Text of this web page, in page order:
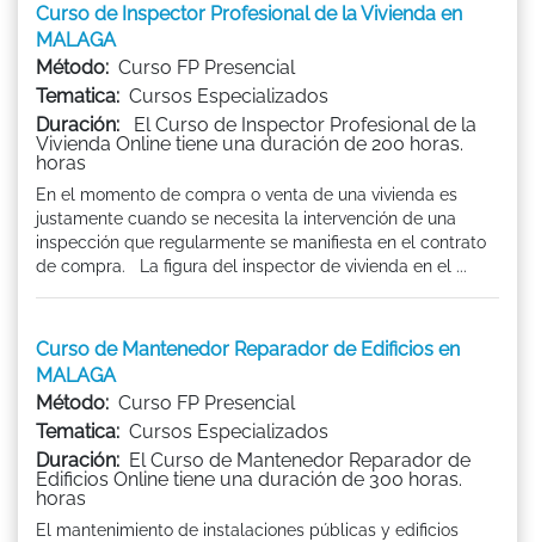
Curso de Inspector Profesional de la Vivienda en
MALAGA
Método: Curso FP Presencial
Tematica: Cursos Especializados
Duración:
El Curso de Inspector Profesional de la
Vivienda Online tiene una duración de 200 horas.
horas
En el momento de compra o venta de una vivienda es
justamente cuando se necesita la intervención de una
inspección que regularmente se manifiesta en el contrato
de compra. La figura del inspector de vivienda en el ...
Curso de Mantenedor Reparador de Edificios en
MALAGA
Método: Curso FP Presencial
Tematica: Cursos Especializados
Duración: El Curso de Mantenedor Reparador de
Edificios Online tiene una duración de 300 horas.
horas
El mantenimiento de instalaciones públicas y edificios